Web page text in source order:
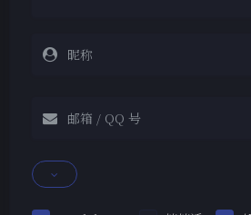
夜间模式